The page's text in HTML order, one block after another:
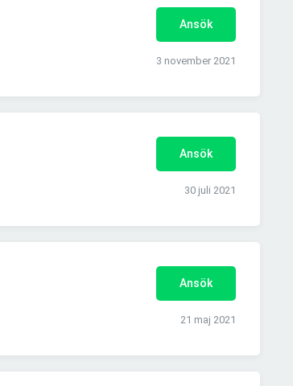
Ansök
3 november 2021
Ansök
30 juli 2021
Ansök
21 maj 2021